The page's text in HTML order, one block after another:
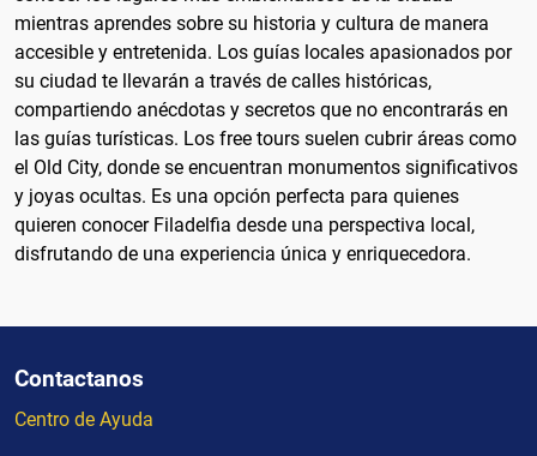
mientras aprendes sobre su historia y cultura de manera
accesible y entretenida. Los guías locales apasionados por
su ciudad te llevarán a través de calles históricas,
compartiendo anécdotas y secretos que no encontrarás en
las guías turísticas. Los free tours suelen cubrir áreas como
el Old City, donde se encuentran monumentos significativos
y joyas ocultas. Es una opción perfecta para quienes
quieren conocer Filadelfia desde una perspectiva local,
disfrutando de una experiencia única y enriquecedora.
Contactanos
Centro de Ayuda